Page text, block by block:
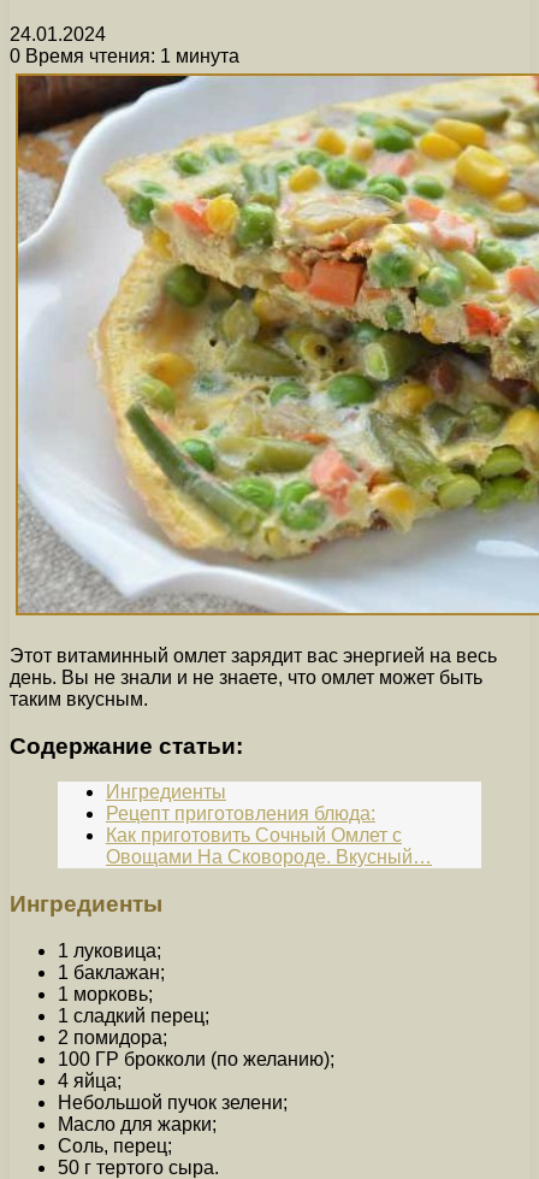
24.01.2024
0 Время чтения: 1 минута
Этот витаминный омлет зарядит вас энергией на весь
день. Вы не знали и не знаете, что омлет может быть
таким вкусным.
Содержание статьи:
Ингредиенты
Рецепт приготовления блюда:
Как приготовить Сочный Омлет с
Овощами На Сковороде. Вкусный…
Ингредиенты
1 луковица;
1 баклажан;
1 морковь;
1 сладкий перец;
2 помидора;
100 ГР брокколи (по желанию);
4 яйца;
Небольшой пучок зелени;
Масло для жарки;
Соль, перец;
50 г тертого сыра.